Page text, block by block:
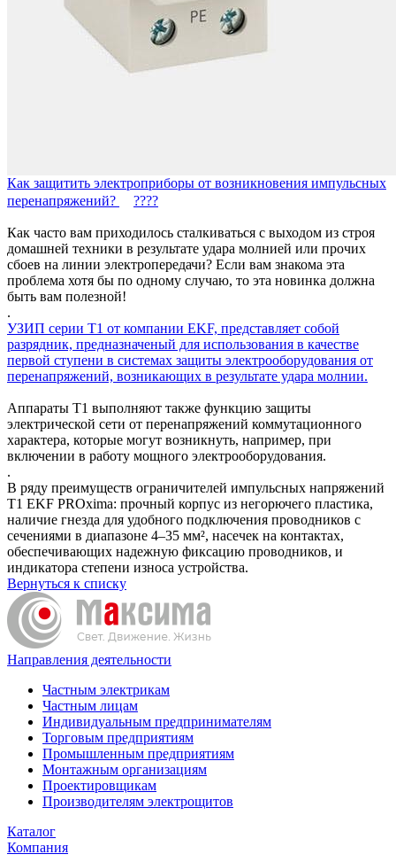
Как защитить электроприборы от возникновения импульсных
перенапряжений?
????
Как часто вам приходилось сталкиваться с выходом из строя
домашней техники в результате удара молнией или прочих
сбоев на линии электропередачи? Если вам знакома эта
проблема хотя бы по одному случаю, то эта новинка должна
быть вам полезной!
.
УЗИП серии T1 от компании EKF, представляет собой
разрядник, предназначеный для использования в качестве
первой ступени в системах защиты электрооборудования от
перенапряжений, возникающих в результате удара молнии.
Аппараты T1 выполняют также функцию защиты
электрической сети от перенапряжений коммутационного
характера, которые могут возникнуть, например, при
включении в работу мощного электрооборудования.
.
В ряду преимуществ ограничителей импульсных напряжений
T1 EKF PROxima: прочный корпус из негорючего пластика,
наличие гнезда для удобного подключения проводников с
сечениями в диапазоне 4–35 мм², насечек на контактах,
обеспечивающих надежную фиксацию проводников, и
индикатора степени износа устройства.
Вернуться к списку
Направления деятельности
Частным электрикам
Частным лицам
Индивидуальным предпринимателям
Торговым предприятиям
Промышленным предприятиям
Монтажным организациям
Проектировщикам
Производителям электрощитов
Каталог
Компания